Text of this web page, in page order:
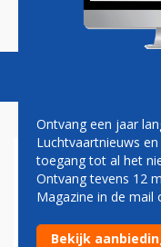
Magazine
AIRBUS
Ontvang een jaar
Luchtvaartnieuws
toegang tot al het
Ontvang tevens 12
Magazine in de mail
Bekijk